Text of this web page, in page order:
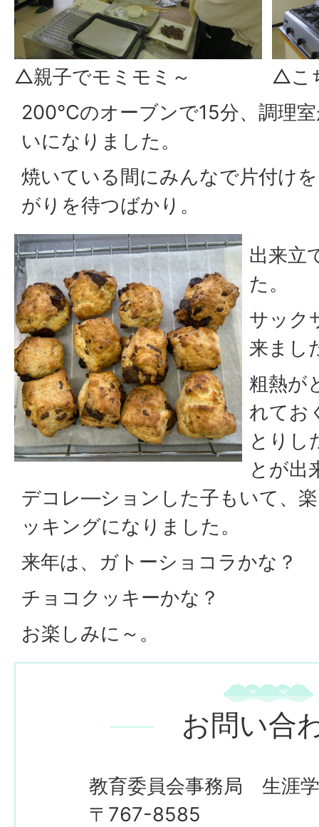
△親子でモミモミ～
△こ
200℃のオーブンで15分、調理
いになりました。
焼いている間にみんなで片付け
がりを待つばかり。
出来立
た。
サック
来まし
粗熱が
れてお
とりし
とが出
デコレ―ションした子もいて、
ッキングになりました。
来年は、ガトーショコラかな？
チョコクッキーかな？
お楽しみに～。
お問い合
教育委員会事務局 生涯
〒767-8585